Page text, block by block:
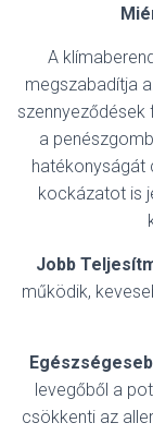
A
megszabadítja
szennyeződések
a
hatékonyságát
kockázatot is
Jobb
működik,
levegőből a
csökkenti az